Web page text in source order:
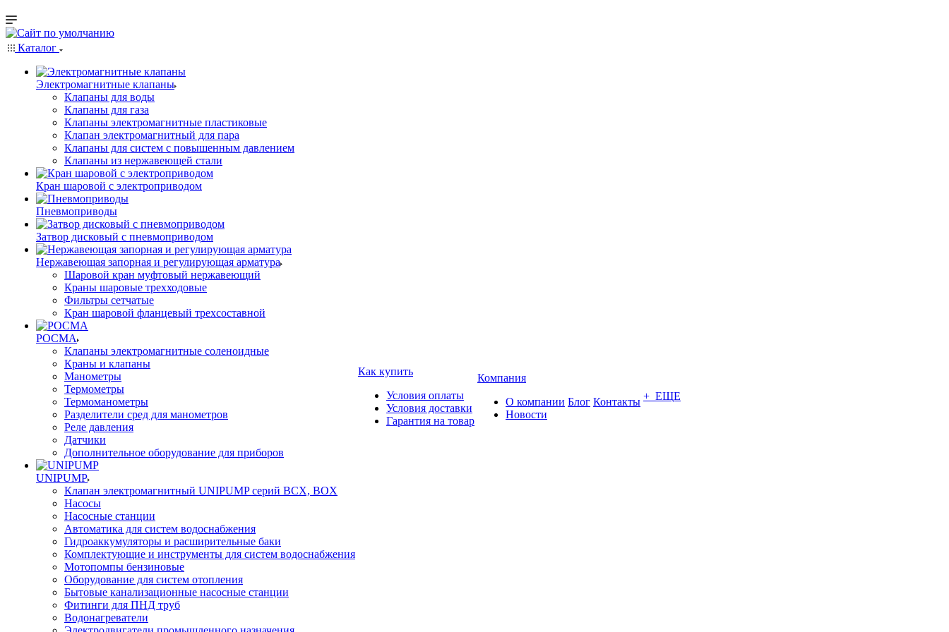
Каталог
Электромагнитные клапаны
Клапаны для воды
Клапаны для газа
Клапаны электромагнитные пластиковые
Клапан электромагнитный для пара
Клапаны для систем с повышенным давлением
Клапаны из нержавеющей стали
Кран шаровой с электроприводом
Пневмоприводы
Затвор дисковый с пневмоприводом
Нержавеющая запорная и регулирующая арматура
Шаровой кран муфтовый нержавеющий
Краны шаровые трехходовые
Фильтры сетчатые
Кран шаровой фланцевый трехсоставной
РОСМА
Клапаны электромагнитные соленоидные
Краны и клапаны
Манометры
Термометры
Термоманометры
Разделители сред для манометров
Реле давления
Датчики
Дополнительное оборудование для приборов
UNIPUMP
Клапан электромагнитный UNIPUMP серий BCX, BOX
Насосы
Насосные станции
Автоматика для систем водоснабжения
Гидроаккумуляторы и расширительные баки
Комплектующие и инструменты для систем водоснабжения
Мотопомпы бензиновые
Оборудование для систем отопления
Бытовые канализационные насосные станции
Фитинги для ПНД труб
Водонагреватели
Как купить
Условия оплаты
Условия доставки
Гарантия на товар
Компания
О компании
Новости
Блог Контакты + ЕЩЕ